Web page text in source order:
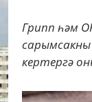
Грипп һәм
сарымсакны
кертергә